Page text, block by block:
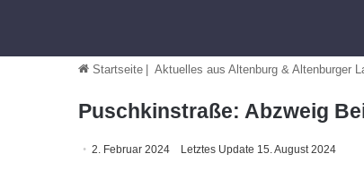
Startseite Aktuelles aus Altenburg & Altenburger
Puschkinstraße: Abzweig
2. Februar 2024 Letztes Update 15. August 2024